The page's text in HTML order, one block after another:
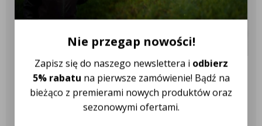
robocze LED na kabinę oraz w maskę, gwarantując pełne
oświetlenie ciągnika i jego otoczenia, nawet w najgorszych
✔️ Ponad 18 różnych marek
ciągników
Nasza obsługa klienta jest do
Twojej dyspozycji!
Nie przegap nowości!
Zapisz się do naszego newslettera i odbierz
5% rabatu na pierwsze zamówienie! Bądź na
bieżąco z premierami nowych produktów oraz
sezonowymi ofertami.